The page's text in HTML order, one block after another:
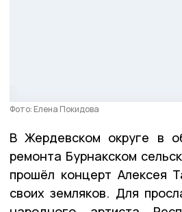
Фото: Елена Покидова
В Жердевском округе в
ремонта Бурнакском
прошёл концерт Алексея
своих земляков. Для